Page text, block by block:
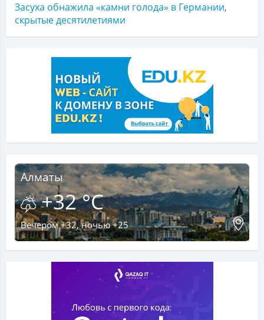
Засуха обнажила «камни голода» в Германии,
скрытые десятилетиями
Алматы
+32 °C
Вечером +32, ночью +25